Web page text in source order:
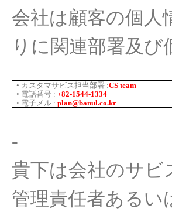
会社は顧客の個人
りに 関連部署及 び
• カスタマサ ビス担当部署 :CS team
• 電話番号 :+82-1544-1334
• 電子メ ル :plan@banul.co.kr
-
貴下は会社のサ ビ
管理責任者あるい